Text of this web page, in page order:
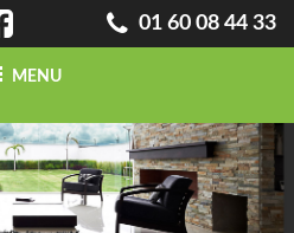
01 60 08 44 33
MENU
ACCUEIL
QUI SOMMES-NOUS ?
INFO
BLOG